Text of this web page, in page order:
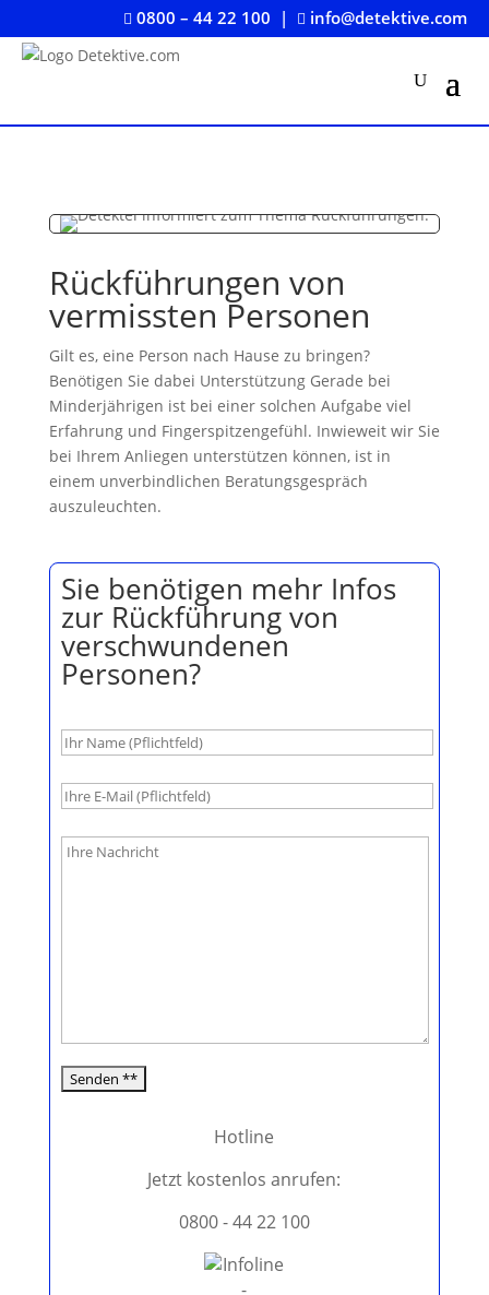
 0800 – 44 22 100 |  info@detektive.com
Rückführungen von
vermissten Personen
Gilt es, eine Person nach Hause zu bringen?
Benötigen Sie dabei Unterstützung Gerade bei
Minderjährigen ist bei einer solchen Aufgabe viel
Erfahrung und Fingerspitzengefühl. Inwieweit wir Sie
bei Ihrem Anliegen unterstützen können, ist in
einem unverbindlichen Beratungsgespräch
auszuleuchten.
Sie benötigen mehr Infos
zur Rückführung von
verschwundenen
Personen?
e
d
i
Hotline
Jetzt kostenlos anrufen:
0800 - 44 22 100